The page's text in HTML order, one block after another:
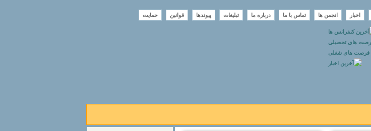
اخبار انجمن ها تماس با ما درباره ما تبلیغات پیوندها قوانین حمایت